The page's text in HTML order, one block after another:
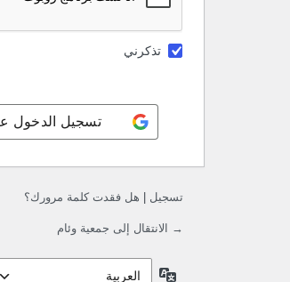
تذكرني
تسجيل الدخول
تسجيل هل فقدت كلمة مرورك؟
→ الانتقال إلى جمعية وئام
اللغة